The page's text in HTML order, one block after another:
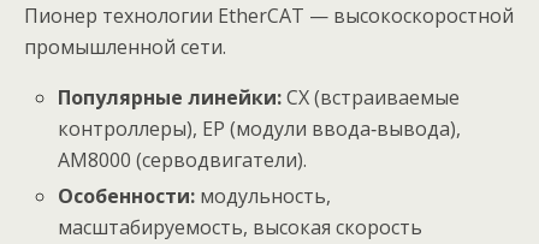
Пионер технологии EtherCAT — высокоскоростной
промышленной сети.
Популярные линейки:CX (встраиваемые
контроллеры), EP (модули ввода‑вывода),
AM8000 (серводвигатели).
Особенности: модульность,
масштабируемость, высокая скорость